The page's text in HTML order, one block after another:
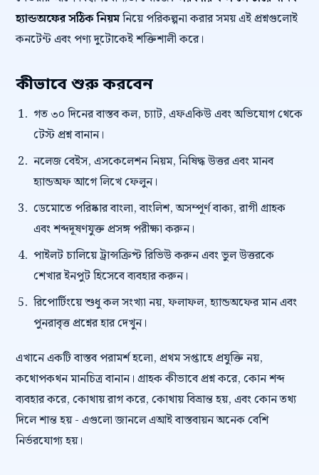
হ্যান্ডঅফের সঠিক নিয়মনিয়ে পরিকল্পনা করার সময় এই প্রশ্নগুলোই
কনটেন্ট এবং পণ্য দুটোকেই শক্তিশালী করে।
কীভাবে শুরু করবেন
গত ৩০ দিনের বাস্তব কল, চ্যাট, এফএকিউ এবং অভিযোগ থেকে
টেস্ট প্রশ্ন বানান।
নলেজ বেইস, এসকেলেশন নিয়ম, নিষিদ্ধ উত্তর এবং মানব
হ্যান্ডঅফ আগে লিখে ফেলুন।
ডেমোতে পরিষ্কার বাংলা, বাংলিশ, অসম্পূর্ণ বাক্য, রাগী গ্রাহক
এবং শব্দদূষণযুক্ত প্রসঙ্গ পরীক্ষা করুন।
পাইলট চালিয়ে ট্রান্সক্রিপ্ট রিভিউ করুন এবং ভুল উত্তরকে
শেখার ইনপুট হিসেবে ব্যবহার করুন।
রিপোর্টিংয়ে শুধু কল সংখ্যা নয়, ফলাফল, হ্যান্ডঅফের মান এবং
পুনরাবৃত্ত প্রশ্নের হার দেখুন।
এখানে একটি বাস্তব পরামর্শ হলো, প্রথম সপ্তাহে প্রযুক্তি নয়,
কথোপকথন মানচিত্র বানান। গ্রাহক কীভাবে প্রশ্ন করে, কোন শব্দ
ব্যবহার করে, কোথায় রাগ করে, কোথায় বিভ্রান্ত হয়, এবং কোন তথ্য
দিলে শান্ত হয় - এগুলো জানলে এআই বাস্তবায়ন অনেক বেশি
নির্ভরযোগ্য হয়।